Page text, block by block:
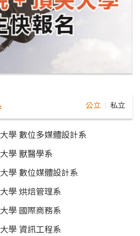
公立 私立
學 數位多媒體設計系
學 獸醫學系
學 數位媒體設計系
學 烘焙管理系
學 國際商務系
學 資訊工程系